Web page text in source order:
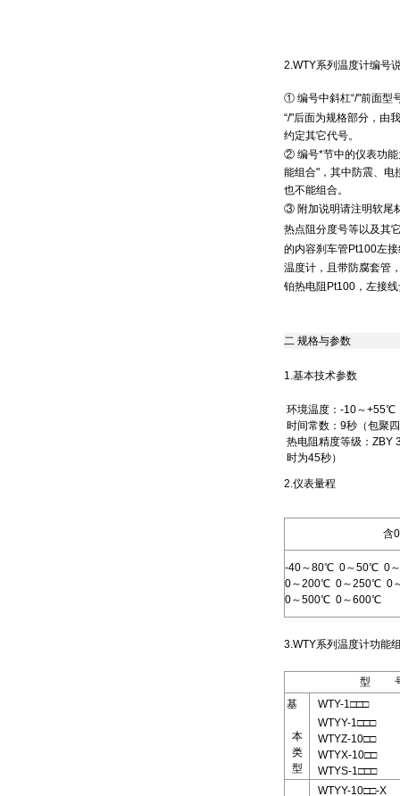
2.WTY系列温度计编号
① 编号中斜杠“/"前面型
“/"后面为规格部分，由
约定其它代号。
② 编号*节中的仪表功能
能组合"，其中防震、电
也不能组合。
③ 附加说明请注明软尾
热点阻分度号等以及其
的内容刹车管Pt100左
温度计，且带防腐套管
铂热电阻Pt100，左接
二 规格与参数
1.基本技术参数
环境温度：-10～
时间常数：9秒（包聚
热电阻精度等级：ZBY
时为45秒）
2.仪表量程
含
-40～80℃ 0～50℃ 0
0～200℃ 0～250℃ 0
0～500℃ 0～600℃
3.WTY系列温度计功能
型
基
本
类
型
WTY-1□□□
WTYY-1□□□
WTYZ-10□□
WTYX-10□□
WTYS-1□□□
WTYY-10□□-X